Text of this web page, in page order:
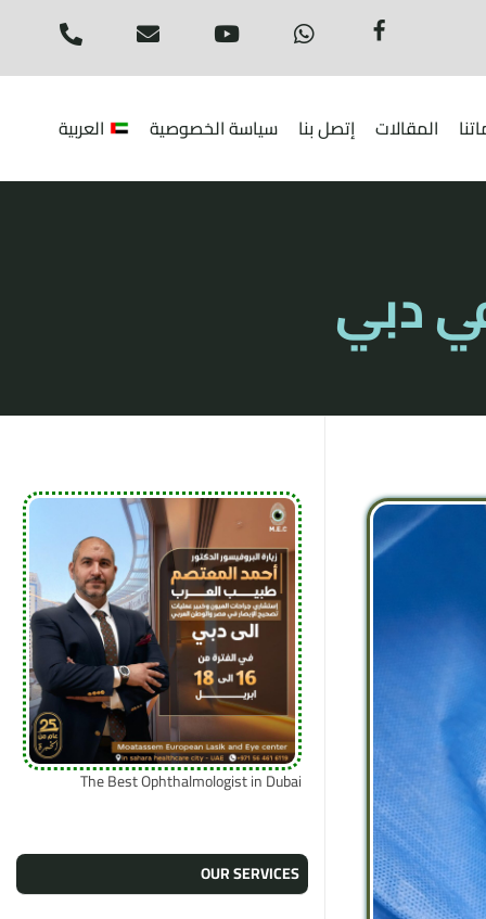
المقالات إتصل بنا سياسة الخصوصية العربية
دبي
The Best Ophthalmologist in Dubai
OUR SERVICES